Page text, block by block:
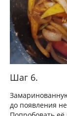
Шаг 6.
до появления